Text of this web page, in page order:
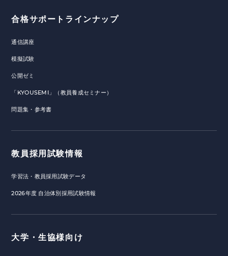
合格サポートラインナップ
通信講座
模擬試験
公開ゼミ
「KYOUSEMI」（教員養成セミナー）
問題集・参考書
教員採用試験情報
学習法・教員採用試験データ
2026年度 自治体別採用試験情報
大学・生協様向け